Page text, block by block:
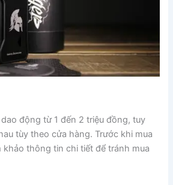
dao động từ 1 đến 2 triệu đồng, tuy
tùy theo cửa hàng. Trước khi mua
khảo thông tin chi tiết để tránh mua